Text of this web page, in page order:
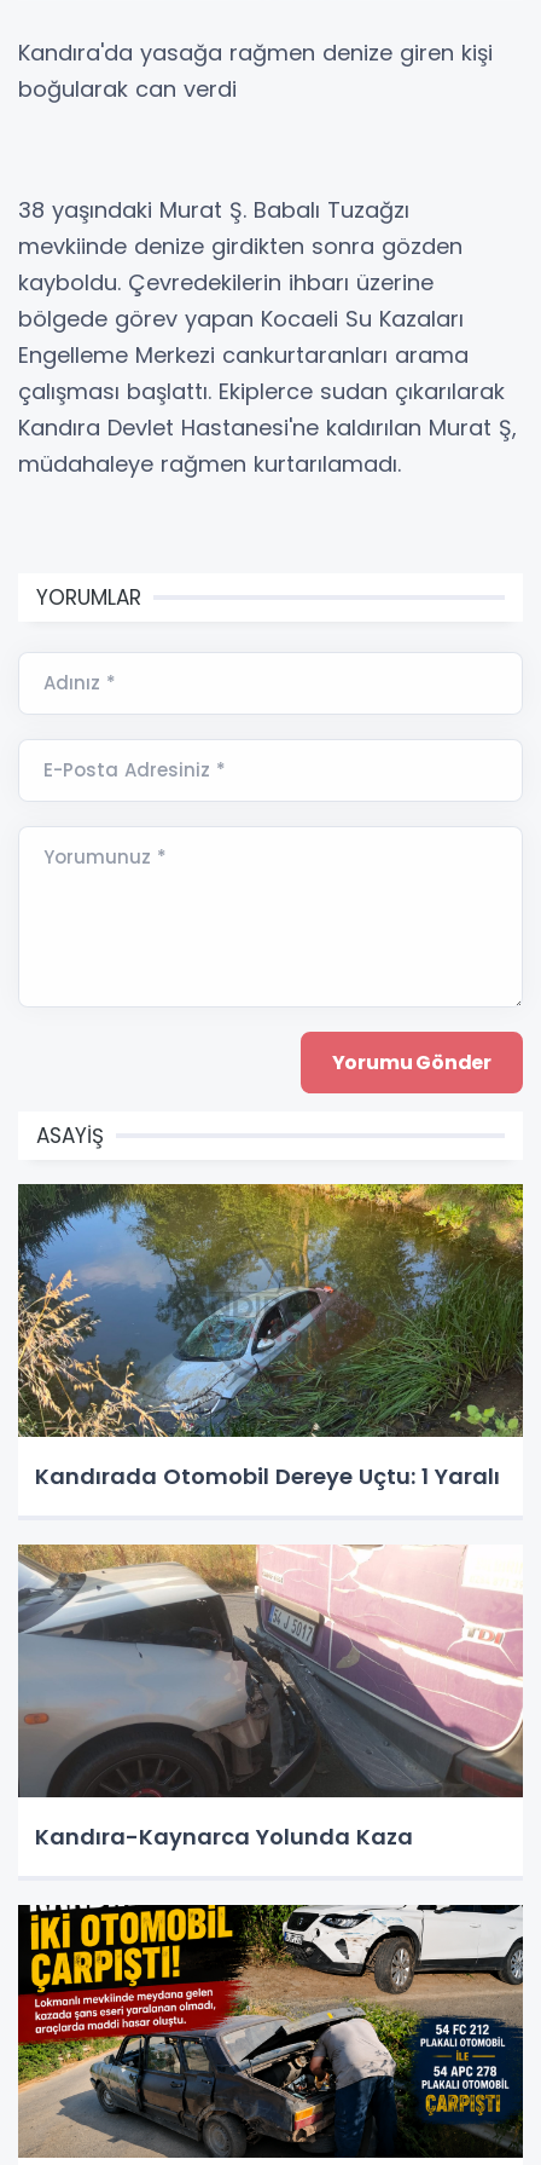
Kandıra'da yasağa rağmen denize giren kişi
boğularak can verdi
38 yaşındaki Murat Ş. Babalı Tuzağzı
mevkiinde denize girdikten sonra gözden
kayboldu. Çevredekilerin ihbarı üzerine
bölgede görev yapan Kocaeli Su Kazaları
Engelleme Merkezi cankurtaranları arama
çalışması başlattı. Ekiplerce sudan çıkarılarak
Kandıra Devlet Hastanesi'ne kaldırılan Murat Ş,
müdahaleye rağmen kurtarılamadı.
YORUMLAR
Adınız *
E-Posta Adresiniz *
Yorumunuz *
ASAYİŞ
Kandırada Otomobil Dereye Uçtu: 1 Yaralı
Kandıra-Kaynarca Yolunda Kaza